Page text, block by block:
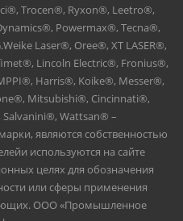
Trocen®, Ryxon®, Leetro®,
Powermax®, Tecna®,
Laser®, Oree®, XT LASER®,
Lincoln Electric®, Fronius®,
Harris®, Koike®, Messer®,
Mitsubishi®, Cincinnati®,
Wattsan® –
являются собственностью
используются на сайте
целях для обозначения
или сферы применения
ООО «Промышленное